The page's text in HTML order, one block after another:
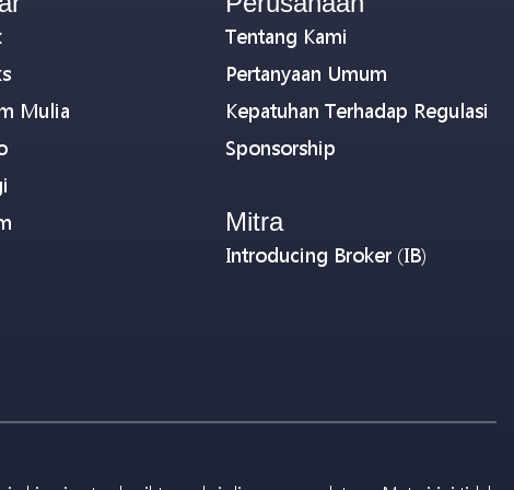
Mulia
Tentang Kami
Pertanyaan Umum
Kepatuhan Terhadap Regulasi
Sponsorship
Mitra
Introducing Broker (IB)